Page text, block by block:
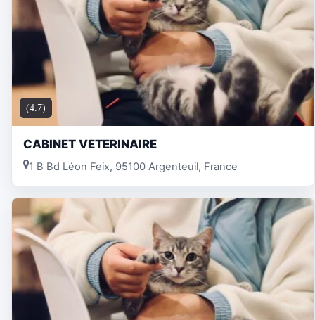
(4.7)
CABINET VETERINAIRE
1 B Bd Léon Feix, 95100 Argenteuil, France